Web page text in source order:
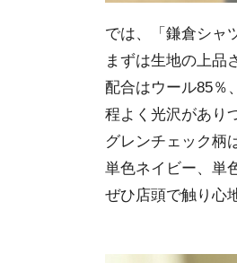
では、「鎌倉シャ
まずは生地の上品
配合はウール85％
程よく光沢があり
グレンチェック柄
単色ネイビー、単
ぜひ店頭で触り心